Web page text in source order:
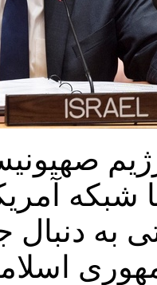
شبکه
دنبال